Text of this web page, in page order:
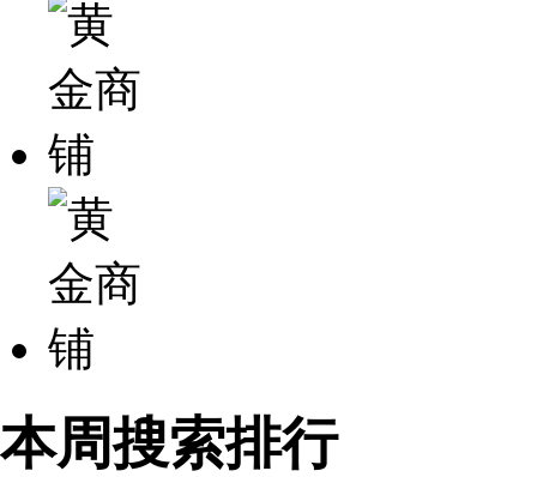
本周搜索排行